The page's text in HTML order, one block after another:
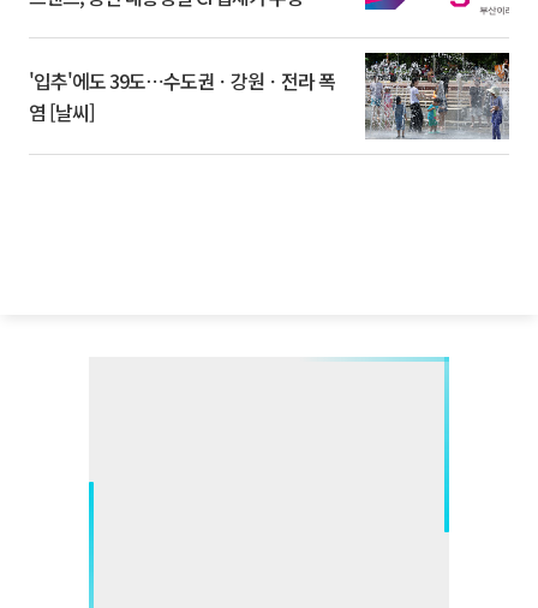
'입추'에도 39도⋯수도권ㆍ강원ㆍ전라 폭
염 [날씨]